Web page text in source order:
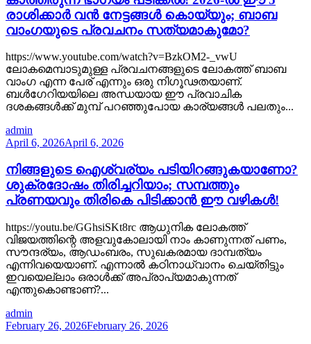
രാശിക്കാർ വൻ നേട്ടങ്ങൾ കൊയ്യും; ബാബ
വാംഗയുടെ പ്രവചനം സത്യമാകുമോ?
https://www.youtube.com/watch?v=BzkOM2-_vwU
ലോകമെമ്പാടുമുള്ള പ്രവചനങ്ങളുടെ ലോകത്ത് ബാബ
വാംഗ എന്ന പേര് എന്നും ഒരു നിഗൂഢതയാണ്.
ബൾഗേറിയയിലെ അന്ധയായ ഈ പ്രവാചിക
ദശകങ്ങൾക്ക് മുമ്പ് പറഞ്ഞുപോയ കാര്യങ്ങൾ പലതും...
admin
April 6, 2026April 6, 2026
നിങ്ങളുടെ ഐശ്വര്യം പടിയിറങ്ങുകയാണോ?
ശുക്രദോഷം തിരിച്ചറിയാം; സമ്പത്തും
പ്രണയവും തിരികെ പിടിക്കാൻ ഈ വഴികൾ!
https://youtu.be/GGhsiSKt8rc ആധുനിക ലോകത്ത്
വിജയത്തിന്റെ അളവുകോലായി നാം കാണുന്നത് പണം,
സൗന്ദര്യം, ആഡംബരം, സുഖകരമായ ദാമ്പത്യം
എന്നിവയെയാണ്. എന്നാൽ കഠിനാധ്വാനം ചെയ്തിട്ടും
ഇവയെല്ലാം ഒരാൾക്ക് അപ്രാപ്യമാകുന്നത്
എന്തുകൊണ്ടാണ്?...
admin
February 26, 2026February 26, 2026